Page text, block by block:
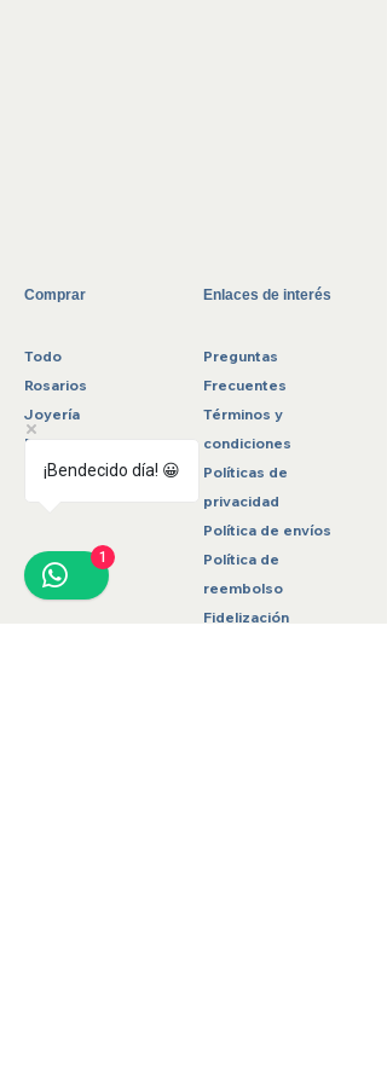
Comprar
Todo
Rosarios
Joyería
Rebajas
Enlaces de interés
Preguntas
Frecuentes
Términos y
condiciones
Políticas de
privacidad
Política de envíos
Política de
reembolso
Fidelización
¡Bendecido día! 😀
1